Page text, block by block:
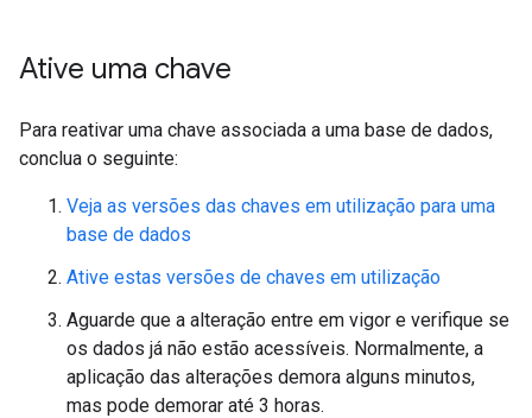
Ative uma chave
Para reativar uma chave associada a uma base de dados,
conclua o seguinte:
Veja as versões das chaves em utilização para uma
base de dados
Ative estas versões de chaves em utilização
Aguarde que a alteração entre em vigor e verifique se
os dados já não estão acessíveis. Normalmente, a
aplicação das alterações demora alguns minutos,
mas pode demorar até 3 horas.